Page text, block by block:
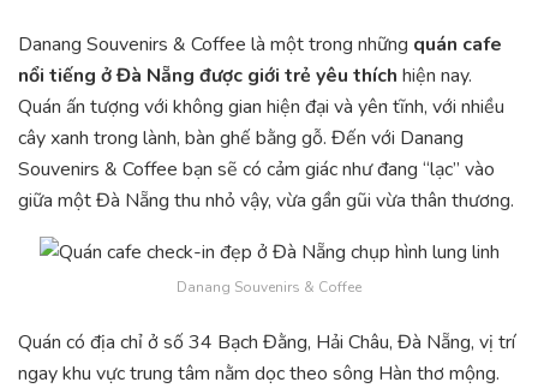
Danang Souvenirs & Coffee là một trong những quán cafe
nổi tiếng ở Đà Nẵng được giới trẻ yêu thích hiện nay.
Quán ấn tượng với không gian hiện đại và yên tĩnh, với nhiều
cây xanh trong lành, bàn ghế bằng gỗ. Đến với Danang
Souvenirs & Coffee bạn sẽ có cảm giác như đang “lạc” vào
giữa một Đà Nẵng thu nhỏ vậy, vừa gần gũi vừa thân thương.
Danang Souvenirs & Coffee
Quán có địa chỉ ở số 34 Bạch Đằng, Hải Châu, Đà Nẵng, vị trí
ngay khu vực trung tâm nằm dọc theo sông Hàn thơ mộng.